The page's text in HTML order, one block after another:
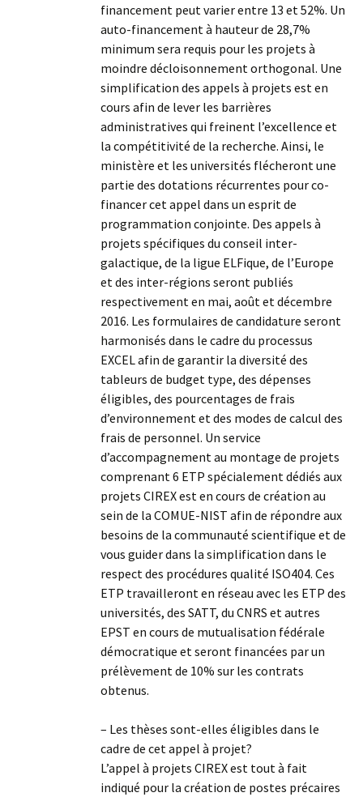
financement peut varier entre 13 et 52%. Un
auto-financement à hauteur de 28,7%
minimum sera requis pour les projets à
moindre décloisonnement orthogonal. Une
simplification des appels à projets est en
cours afin de lever les barrières
administratives qui freinent l’excellence et
la compétitivité de la recherche. Ainsi, le
ministère et les universités flécheront une
partie des dotations récurrentes pour co-
financer cet appel dans un esprit de
programmation conjointe. Des appels à
projets spécifiques du conseil inter-
galactique, de la ligue ELFique, de l’Europe
et des inter-régions seront publiés
respectivement en mai, août et décembre
2016. Les formulaires de candidature seront
harmonisés dans le cadre du processus
EXCEL afin de garantir la diversité des
tableurs de budget type, des dépenses
éligibles, des pourcentages de frais
d’environnement et des modes de calcul des
frais de personnel. Un service
d’accompagnement au montage de projets
comprenant 6 ETP spécialement dédiés aux
projets CIREX est en cours de création au
sein de la COMUE-NIST afin de répondre aux
besoins de la communauté scientifique et de
vous guider dans la simplification dans le
respect des procédures qualité ISO404. Ces
ETP travailleront en réseau avec les ETP des
universités, des SATT, du CNRS et autres
EPST en cours de mutualisation fédérale
démocratique et seront financées par un
prélèvement de 10% sur les contrats
obtenus.
– Les thèses sont-elles éligibles dans le
cadre de cet appel à projet?
L’appel à projets CIREX est tout à fait
indiqué pour la création de postes précaires